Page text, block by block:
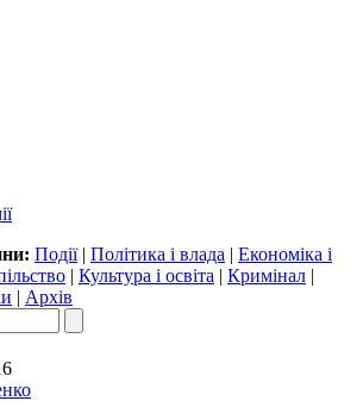
Події| Політика і влада | Економіка і
| Культура і освіта | Кримінал |
| Архів